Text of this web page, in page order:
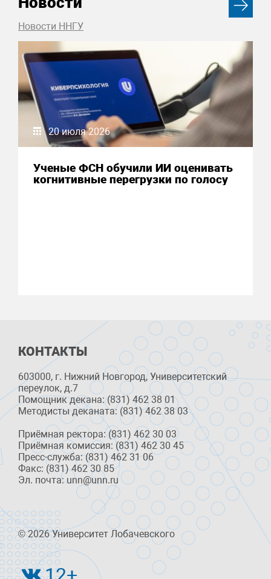
Новости ННГУ
20 июля 2026
Ученые ФСН обучили ИИ оценивать
когнитивные перегрузки по голосу
КОНТАКТЫ
603000, г. Нижний Новгород, Университетский
переулок, д.7
Помощник декана: (831) 462 38 01
Методисты деканата: (831) 462 38 03
Приёмная ректора: (831) 462 30 03
Приёмная комиссия: (831) 462 30 45
Пресс-служба: (831) 462 31 06
Факс: (831) 462 30 85
Эл. почта: unn@unn.ru
© 2026 Университет Лобачевского